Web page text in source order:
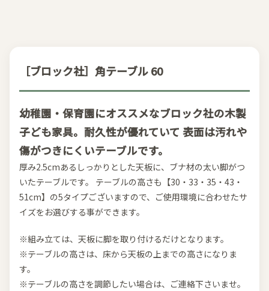
［ブロック社］角テーブル 60
幼稚園・保育園にオススメなブロック社の木製
子ども家具。耐久性が優れていて 表面は汚れや
傷がつきにくいテーブルです。
厚み2.5cmあるしっかりとした天板に、ブナ材の太い脚がつ
いたテーブルです。 テーブルの高さも【30・33・35・43・
51cm】の5タイプございますので、ご使用環境に合わせたサ
イズをお選びする事ができます。
※組み立ては、天板に脚を取り付けるだけとなります。
※テーブルの高さは、床から天板の上までの高さになりま
す。
※テーブルの高さを調節したい場合は、ご連絡下さいませ。